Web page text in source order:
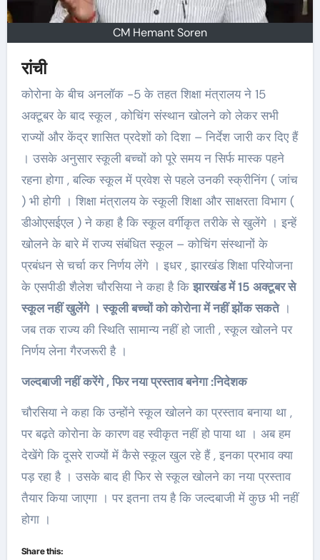
CM Hemant Soren
रांची
कोरोना के बीच अनलॉक -5 के तहत शिक्षा मंत्रालय ने 15
अक्टूबर के बाद स्कूल , कोचिंग संस्थान खोलने को लेकर सभी
राज्यों और केंद्र शासित प्रदेशों को दिशा – निर्देश जारी कर दिए हैं
। उसके अनुसार स्कूली बच्चों को पूरे समय न सिर्फ मास्क पहने
रहना होगा , बल्कि स्कूल में प्रवेश से पहले उनकी स्क्रीनिंग ( जांच
) भी होगी । शिक्षा मंत्रालय के स्कूली शिक्षा और साक्षरता विभाग (
डीओएसईएल ) ने कहा है कि स्कूल वर्गीकृत तरीके से खुलेंगे । इन्हें
खोलने के बारे में राज्य संबंधित स्कूल – कोचिंग संस्थानों के
प्रबंधन से चर्चा कर निर्णय लेंगे । इधर , झारखंड शिक्षा परियोजना
के एसपीडी शैलेश चौरसिया ने कहा है किझारखंड में 15 अक्टूबर से
स्कूल नहीं खुलेंगे । स्कूली बच्चों को कोरोना में नहीं झोंक सकते।
जब तक राज्य की स्थिति सामान्य नहीं हो जाती , स्कूल खोलने पर
निर्णय लेना गैरजरूरी है ।
जल्दबाजी नहीं करेंगे , फिर नया प्रस्ताव बनेगा :निदेशक
चौरसिया ने कहा कि उन्होंने स्कूल खोलने का प्रस्ताव बनाया था ,
पर बढ़ते कोरोना के कारण वह स्वीकृत नहीं हो पाया था । अब हम
देखेंगे कि दूसरे राज्यों में कैसे स्कूल खुल रहे हैं , इनका प्रभाव क्या
पड़ रहा है । उसके बाद ही फिर से स्कूल खोलने का नया प्रस्ताव
तैयार किया जाएगा । पर इतना तय है कि जल्दबाजी में कुछ भी नहीं
होगा ।
Share this: